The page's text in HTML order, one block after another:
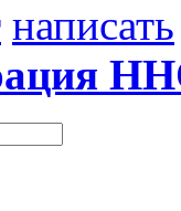
написать